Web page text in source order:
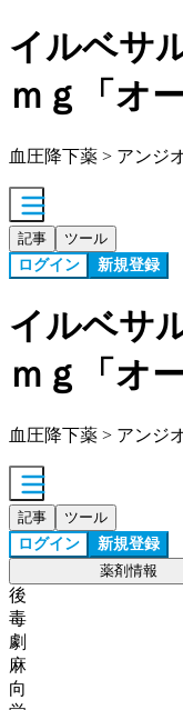
イルベサ
ｍｇ「オ
血圧降下薬 > アンジ
記事 ツール
ログイン 新規登録
イルベサ
ｍｇ「オ
血圧降下薬 > アンジ
記事 ツール
ログイン 新規登録
薬剤情報
後
毒
劇
麻
向